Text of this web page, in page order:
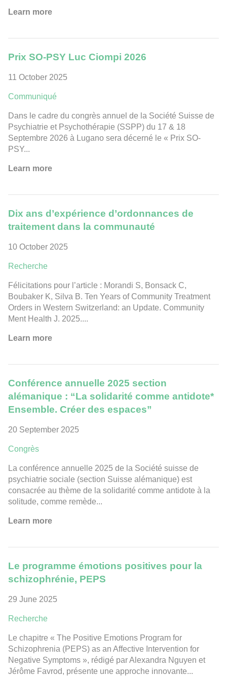
Learn more
Prix SO-PSY Luc Ciompi 2026
11 October 2025
Communiqué
Dans le cadre du congrès annuel de la Société Suisse de
Psychiatrie et Psychothérapie (SSPP) du 17 & 18
Septembre 2026 à Lugano sera décerné le « Prix SO-
PSY...
Learn more
Dix ans d’expérience d’ordonnances de
traitement dans la communauté
10 October 2025
Recherche
Félicitations pour l’article : Morandi S, Bonsack C,
Boubaker K, Silva B. Ten Years of Community Treatment
Orders in Western Switzerland: an Update. Community
Ment Health J. 2025....
Learn more
Conférence annuelle 2025 section
alémanique : “La solidarité comme antidote*
Ensemble. Créer des espaces”
20 September 2025
Congrès
La conférence annuelle 2025 de la Société suisse de
psychiatrie sociale (section Suisse alémanique) est
consacrée au thème de la solidarité comme antidote à la
solitude, comme remède...
Learn more
Le programme émotions positives pour la
schizophrénie, PEPS
29 June 2025
Recherche
Le chapitre « The Positive Emotions Program for
Schizophrenia (PEPS) as an Affective Intervention for
Negative Symptoms », rédigé par Alexandra Nguyen et
Jérôme Favrod, présente une approche innovante...